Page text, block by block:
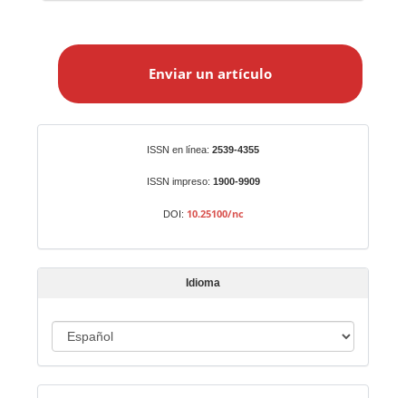
a
t
í
o
Enviar un artículo
ISSN en línea: 2539-4355
ISSN impreso: 1900-9909
DOI: 10.25100/nc
Idioma
d